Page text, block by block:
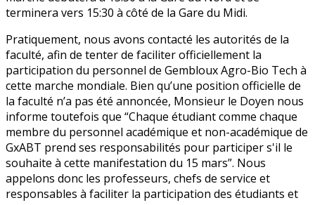
terminera vers 15:30 à côté de la Gare du Midi.
Pratiquement, nous avons contacté les autorités de la
faculté, afin de tenter de faciliter officiellement la
participation du personnel de Gembloux Agro-Bio Tech à
cette marche mondiale. Bien qu’une position officielle de
la faculté n’a pas été annoncée, Monsieur le Doyen nous
informe toutefois que “Chaque étudiant comme chaque
membre du personnel académique et non-académique de
GxABT prend ses responsabilités pour participer s'il le
souhaite à cette manifestation du 15 mars”. Nous
appelons donc les professeurs, chefs de service et
responsables à faciliter la participation des étudiants et